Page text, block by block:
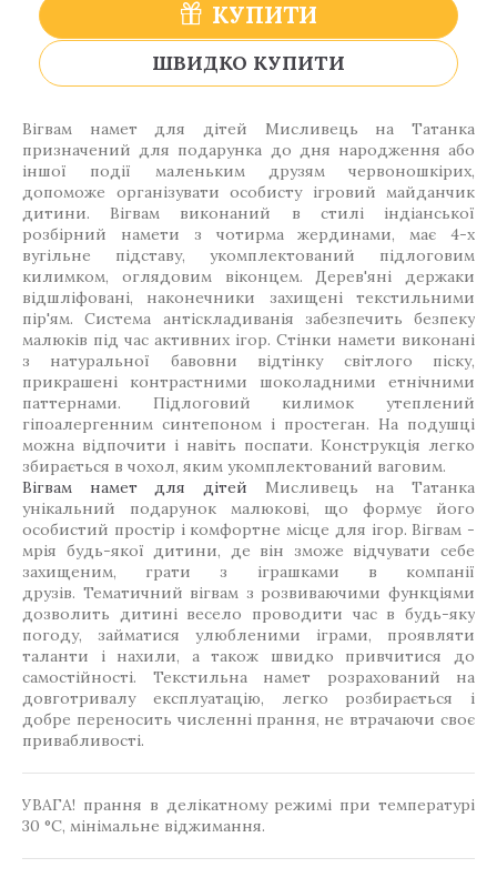
КУПИТИ
ШВИДКО КУПИТИ
Вігвам намет для дітей Мисливець на Татанка
призначений для подарунка до дня народження або
іншої події маленьким друзям червоношкірих,
допоможе організувати особисту ігровий майданчик
дитини. Вігвам виконаний в стилі індіанської
розбірний намети з чотирма жердинами, має 4-х
вугільне підставу, укомплектований підлоговим
килимком, оглядовим віконцем. Дерев'яні держаки
відшліфовані, наконечники захищені текстильними
пір'ям. Система антіскладиванія забезпечить безпеку
малюків під час активних ігор. Стінки намети виконані
з натуральної бавовни відтінку світлого піску,
прикрашені контрастними шоколадними етнічними
паттернами. Підлоговий килимок утеплений
гіпоалергенним синтепоном і простеган. На подушці
можна відпочити і навіть поспати. Конструкція легко
збирається в чохол, яким укомплектований ваговим.
Вігвам намет для дітей Мисливець на Татанка
унікальний подарунок малюкові, що формує його
особистий простір і комфортне місце для ігор. Вігвам -
мрія будь-якої дитини, де він зможе відчувати себе
захищеним, грати з іграшками в компанії
друзів. Тематичний вігвам з розвиваючими функціями
дозволить дитині весело проводити час в будь-яку
погоду, займатися улюбленими іграми, проявляти
таланти і нахили, а також швидко привчитися до
самостійності. Текстильна намет розрахований на
довготривалу експлуатацію, легко розбирається і
добре переносить численні прання, не втрачаючи своє
привабливості.
УВАГА! прання в делікатному режимі при температурі
30 °C, мінімальне віджимання.